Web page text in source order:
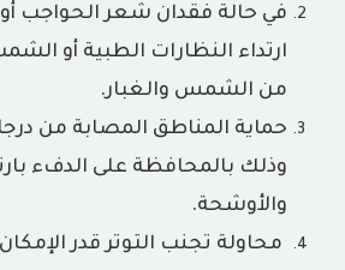
في حالة فقدان شعر الحواجب
ارتداء النظارات الطبية أو
من الشمس والغبار.
حماية المناطق المصابة من
وذلك بالمحافظة على الدفء
والأوشحة.
محاولة تجنب التوتر قدر